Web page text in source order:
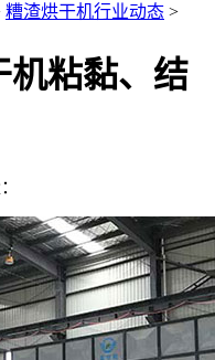
糟渣烘干机行业动态 >
机粘黏、结